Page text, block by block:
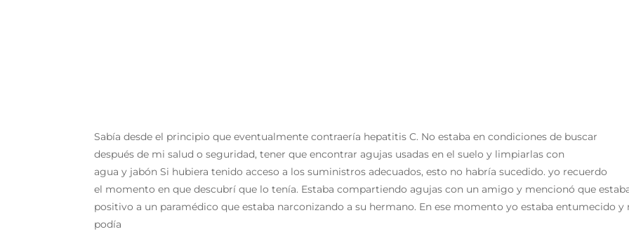
Sabía desde el principio que eventualmente contraería hepatitis C. No estaba en condiciones de buscar
después de mi salud o seguridad, tener que encontrar agujas usadas en el suelo y limpiarlas con
agua y jabón Si hubiera tenido acceso a los suministros adecuados, esto no habría sucedido. yo recuerdo
el momento en que descubrí que lo tenía. Estaba compartiendo agujas con un amigo y mencionó que
positivo a un paramédico que estaba narconizando a su hermano. En ese momento yo estaba entumecido y
podía